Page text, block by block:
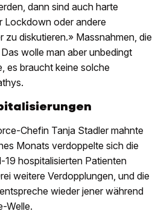
dann sind auch harte
Lockdown oder andere
zu diskutieren.» Massnahmen, die
wolle man aber unbedingt
es braucht keine solche
Chefin Tanja Stadler mahnte
Monats verdoppelte sich die
19 hospitalisierten Patienten
weitere Verdopplungen, und die
wieder jener während
Welle.